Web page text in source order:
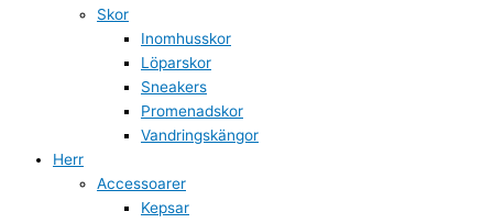
Skor
Inomhusskor
Löparskor
Sneakers
Promenadskor
Vandringskängor
Herr
Accessoarer
Kepsar